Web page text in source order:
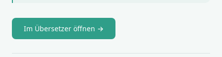
Im Übersetzer öffnen →